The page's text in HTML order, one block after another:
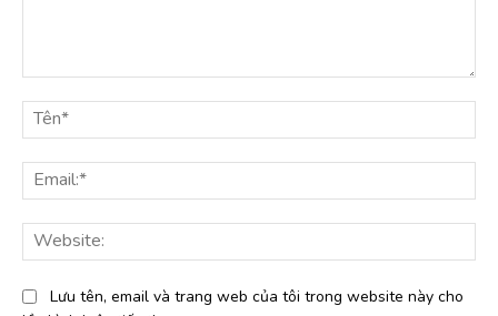
luận:
Lưu tên, email và trang web của tôi trong website này cho